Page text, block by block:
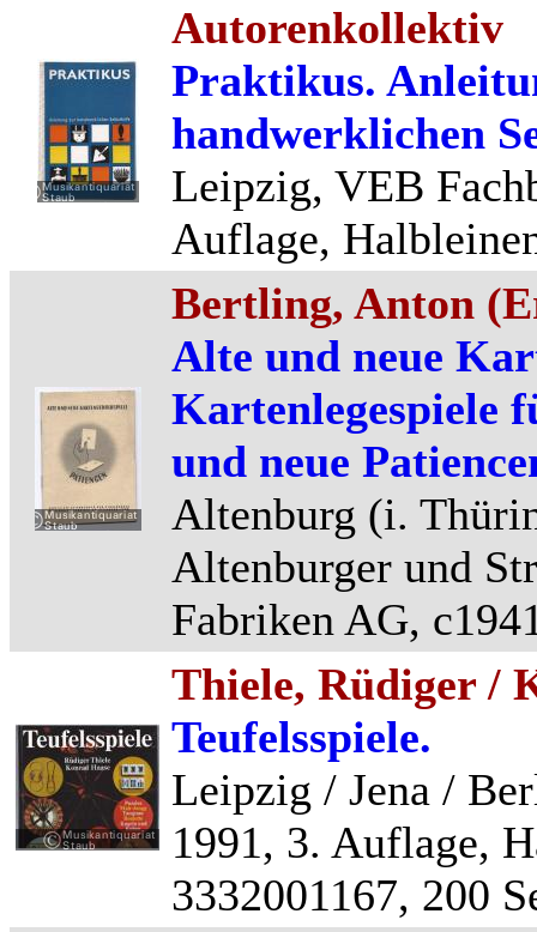
Autorenkollektiv
Praktikus.
handwerklichen
Leipzig, VEB
Auflage,
Bertling, Anton
Alte und neue
Kartenlegespiele
und neue
Altenburg (i.
Altenburger und
Fabriken AG,
Thiele, Rüdiger /
Teufelsspiele.
Leipzig / Jena /
1991, 3. Auflage,
3332001167, 200